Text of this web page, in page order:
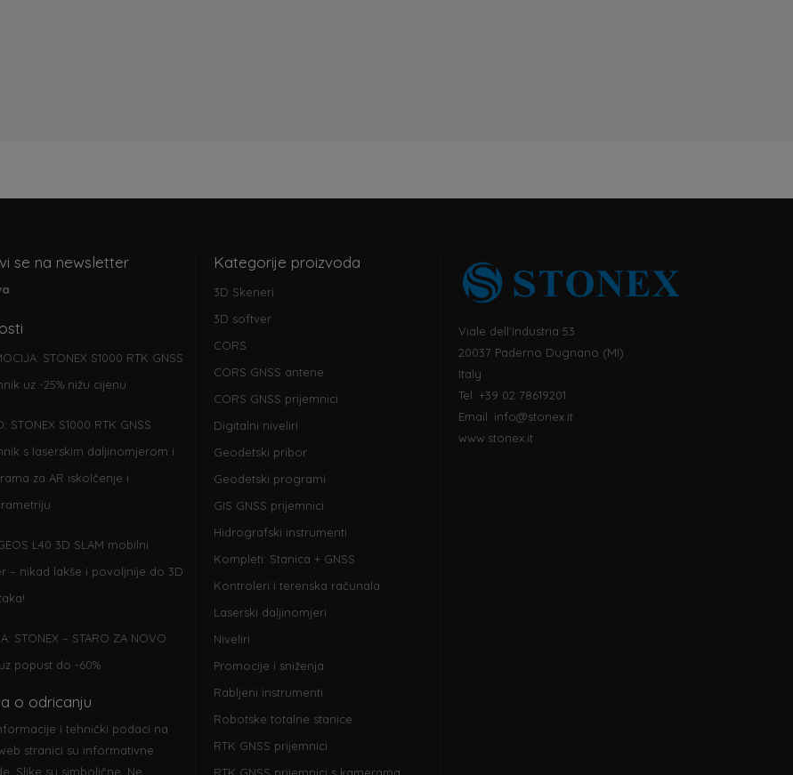
se na newsletter
STONEX S1000 RTK GNSS
uz -25% nižu cijenu
STONEX S1000 RTK GNSS
s laserskim daljinomjerom i
za AR iskolčenje i
L40 3D SLAM mobilni
– nikad lakše i povoljnije do 3D
STONEX – STARO ZA NOVO
popust do -60%
o odricanju
i tehnički podaci na
stranici su informativne
Slike su simbolične. Ne
Kategorije proizvoda
3D Skeneri
3D softver
CORS
CORS GNSS antene
CORS GNSS prijemnici
Digitalni niveliri
Geodetski pribor
Geodetski programi
GIS GNSS prijemnici
Hidrografski instrumenti
Kompleti: Stanica + GNSS
Kontroleri i terenska računala
Laserski daljinomjeri
Niveliri
Promocije i sniženja
Rabljeni instrumenti
Robotske totalne stanice
RTK GNSS prijemnici
Viale dell’Industria 53
20037 Paderno Dugnano (MI)
Italy
Tel: +39 02 78619201
Email: info@stonex.it
www.stonex.it